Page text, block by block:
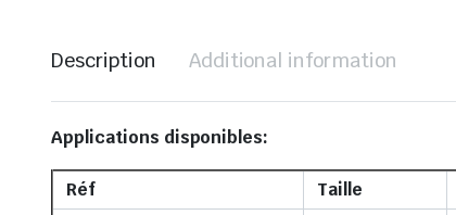
Description Additional information
Applications disponibles:
Réf Taille